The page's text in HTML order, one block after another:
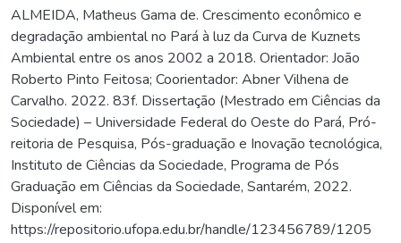
ALMEIDA, Matheus Gama de. Crescimento econômico e
degradação ambiental no Pará à luz da Curva de Kuznets
Ambiental entre os anos 2002 a 2018. Orientador: João
Roberto Pinto Feitosa; Coorientador: Abner Vilhena de
Carvalho. 2022. 83f. Dissertação (Mestrado em Ciências da
Sociedade) – Universidade Federal do Oeste do Pará, Pró-
reitoria de Pesquisa, Pós-graduação e Inovação tecnológica,
Instituto de Ciências da Sociedade, Programa de Pós
Graduação em Ciências da Sociedade, Santarém, 2022.
Disponível em:
https://repositorio.ufopa.edu.br/handle/123456789/1205